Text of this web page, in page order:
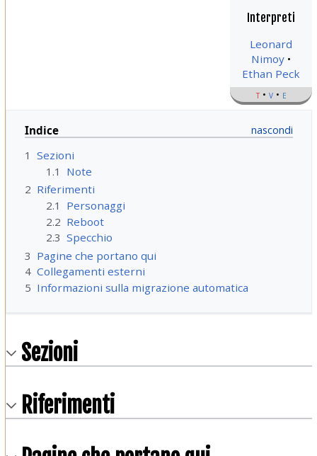
Interpreti
Leonard
Nimoy
Ethan Peck
t v e
Indice
1 Sezioni
1.1
Note
2 Riferimenti
2.1
Personaggi
2.2 Reboot
2.3 Specchio
3 Pagine che portano qui
4 Collegamenti esterni
5 Informazioni sulla migrazione automatica
Sezioni
Riferimenti